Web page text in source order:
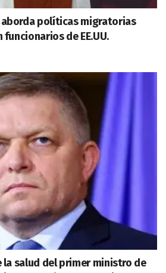
aborda políticas migratorias
de EE.UU.
salud del primer ministro de